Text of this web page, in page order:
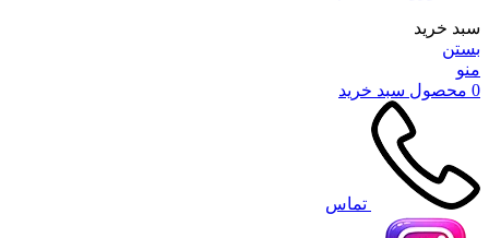
سبد خرید
بستن
منو
0 محصول سبد خرید
تماس